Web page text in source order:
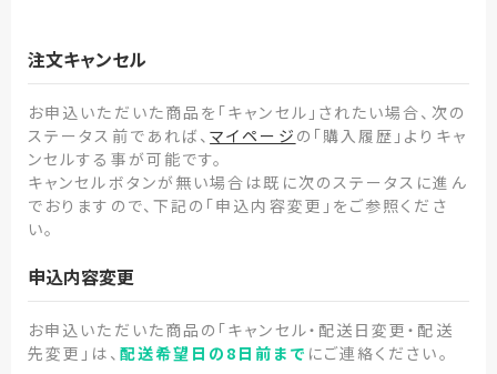
注文キャンセル
お申込いただいた商品を「キャンセル」されたい場合、次の
ステータス前であれば、マイページ の「購入履歴」よりキャ
ンセルする事が可能です。
キャンセルボタンが無い場合は既に次のステータスに進ん
でおりますので、下記の「申込内容変更」をご参照くださ
い。
申込内容変更
お申込いただいた商品の「キャンセル・配送日変更・配送
先変更」は、 配送希望日の8日前まで にご連絡ください。